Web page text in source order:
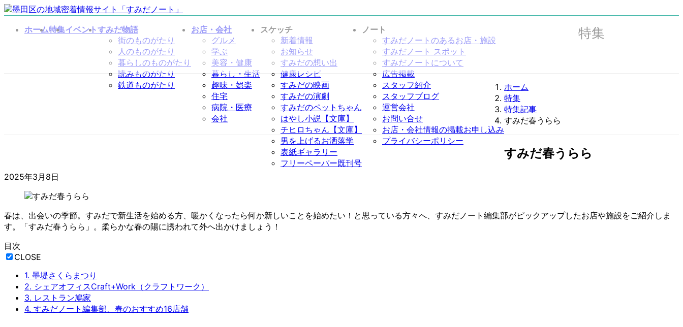
コ
ナ
ホーム特集イベントすみだ物語
街のものがたり
人のものがたり
暮らしのものがたり
読みものがたり
鉄道ものがたり
お店・会社
グルメ
学ぶ
美容・健康
暮らし・生活
趣味・娯楽
住宅
病院・医療
会社
スケッチ
新着情報
お知らせ
すみだの想い出
健康レシピ
すみだの映画
すみだの演劇
すみだのペットちゃん
はやし小説【文庫】
チヒロちゃん【文庫】
男を上げるお洒落学
表紙ギャラリー
フリーペーパー既刊号
ノート
すみだノートのあるお店・施設
すみだノート スポット
すみだノートについて
広告掲載
スタッフ紹介
スタッフブログ
運営会社
お問い合せ
お店・会社情報の掲載お申し込み
プライバシーポリシー
特集
ホーム
特集
特集記事
すみだ春うらら
すみだ春うらら
2025年3月8日
春は、出会いの季節。すみだで新生活を始める方、暖かくなったら何か新しいことを始めたい！と思っている方々へ、すみだノート編集部がピックアップしたお店や施設をご紹介しま
す。「すみだ春うらら」。柔らかな春の陽に誘われて外へ出かけましょう！
目次
CLOSE
1. 墨堤さくらまつり
2. シェアオフィスCraft+Work（クラフトワーク）
3. レストラン鳩家
4. すみだノート編集部、春のおすすめ16店舗